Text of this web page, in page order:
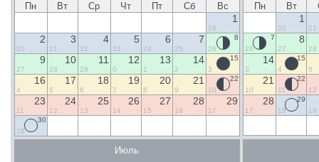
Пн
Вт Ср Чт Пт Сб Вс
1
19
2
20
3
21
4
22
5
23
6
24
7
25
8
26
9
27
10
28
11
29
12
0
13
1
14
2
15
3
16
4
17
5
18
6
19
7
20
8
21
9
22
10
23
11
24
12
25
13
26
14
27
15
28
16
29
17
30
18
Пн Вт
1
20
21
7
26
8
27 28
14
3
15
4
5
21
10
22
11
12
28
17
29
18
19
Июль